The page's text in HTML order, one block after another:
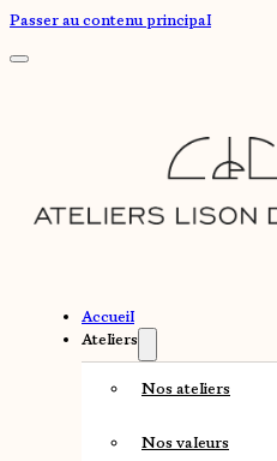
Passer au contenu principal
Accueil
Ateliers
Nos ateliers
Nos valeurs